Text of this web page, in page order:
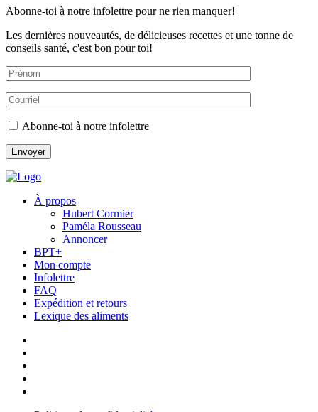
Abonne-toi à notre infolettre pour ne rien manquer!
Les dernières nouveautés, de délicieuses recettes et une tonne de
conseils santé, c'est bon pour toi!
Abonne-toi à notre infolettre
À propos
Hubert Cormier
Paméla Rousseau
Annoncer
BPT+
Mon compte
Infolettre
FAQ
Expédition et retours
Lexique des aliments